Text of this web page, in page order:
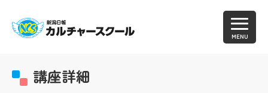
MENU
講座詳細